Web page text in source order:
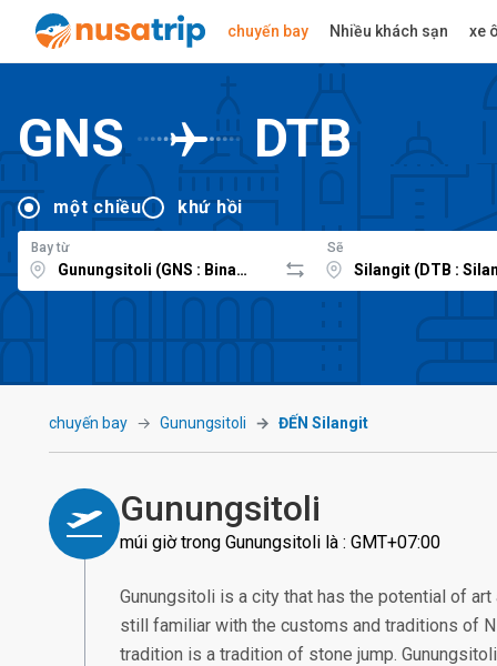
chuyến bay Nhiều khách sạn xe
GNS DTB
một chiều khứ hồi
Bay từ Sẽ
chuyến bay Gunungsitoli ĐẾN Silangit
Gunungsitoli
múi giờ trong Gunungsitoli là : GMT+07:00
Gunungsitoli is a city that has the potential of
still familiar with the customs and traditions of
tradition is a tradition of stone jump.